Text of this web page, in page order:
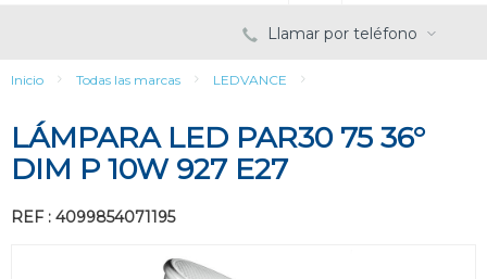
Llamar por teléfono
Inicio Todas las marcas LEDVANCE
LÁMPARA LED PAR30 75 36°
DIM P 10W 927 E27
REF : 4099854071195